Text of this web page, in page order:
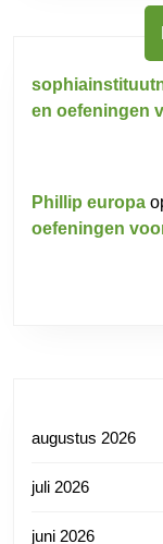
en oefeningen
Phillip europa
oefeningen
augustus 2026
juli 2026
juni 2026